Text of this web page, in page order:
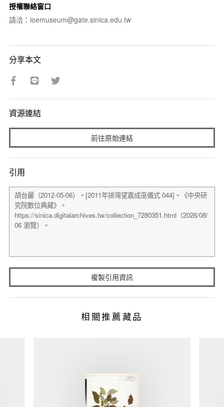
授權聯絡窗口
請洽：ioemuseum@gate.sinica.edu.tw
分享本文
資源連結
前往原始連結
引用
複製引用資訊
相關推薦藏品